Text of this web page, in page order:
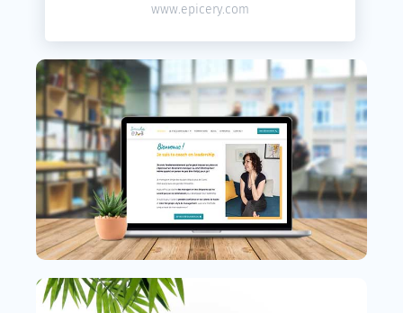
www.epicery.com